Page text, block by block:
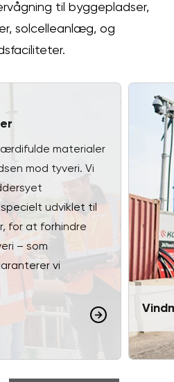
til byggepladser,
solcelleanlæg, og
materialer
mod tyveri. Vi
udviklet til
for at forhindre
– som
vi